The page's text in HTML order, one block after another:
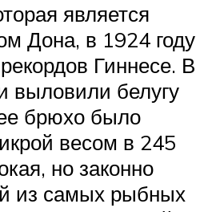
является
Дона, в 1924 году
Гиннесе. В
выловили белугу
брюхо было
весом в 245
но законно
из самых рыбных